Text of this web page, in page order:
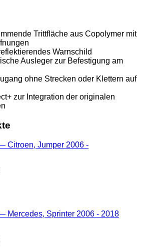
Trittfläche aus Copolymer mit
Warnschild
Ausleger zur Befestigung am
ohne Strecken oder Klettern auf
zur Integration der originalen